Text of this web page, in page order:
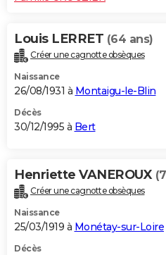
Louis LERRET (64 ans)
Créer une cagnotte obsèques
Naissance
26/08/1931 à Montaigu-le-Blin
Décès
30/12/1995 à Bert
Henriette VANEROUX
Créer une cagnotte obsèques
Naissance
25/03/1919 à Monétay-sur-Loire
Décès